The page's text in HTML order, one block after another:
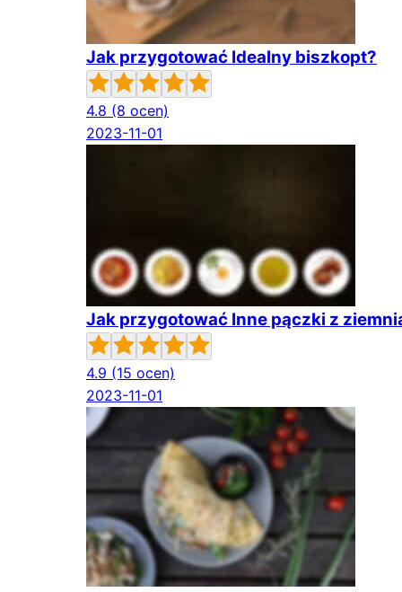
Jak przygotować Idealny biszkopt?
4.8 (8 ocen)
2023-11-01
Jak przygotować Inne pączki z
4.9 (15 ocen)
2023-11-01